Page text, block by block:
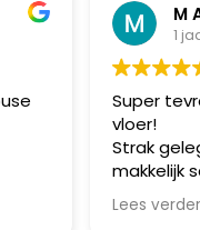
M
1
Super
vloer!
Strak
makkelijk
Aanrader!
Lees verder